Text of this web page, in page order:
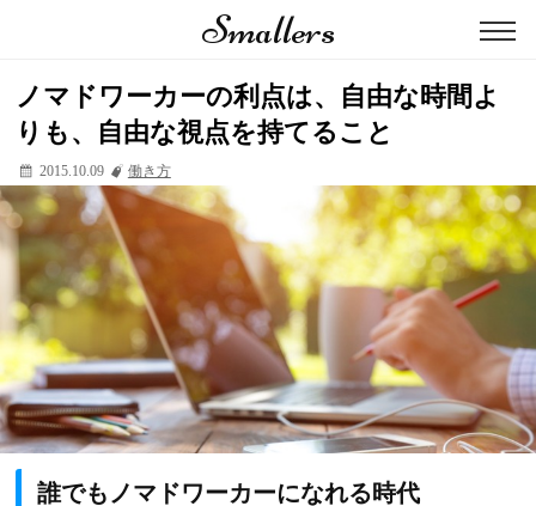
Smallers
ノマドワーカーの利点は、自由な時間よ
りも、自由な視点を持てること
2015.10.09 働き方
誰でもノマドワーカーになれる時代